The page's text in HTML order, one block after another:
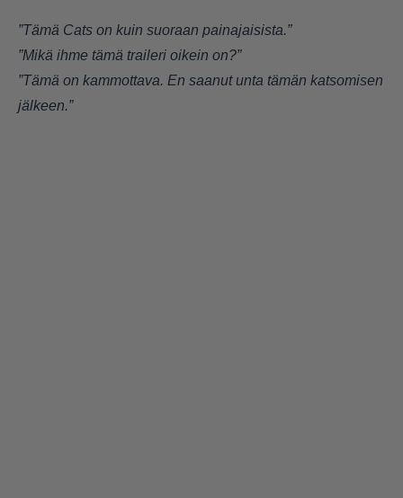
”Tämä Cats on kuin suoraan painajaisista.”
”Mikä ihme tämä traileri oikein on?”
”Tämä on kammottava. En saanut unta tämän katsomisen
jälkeen.”